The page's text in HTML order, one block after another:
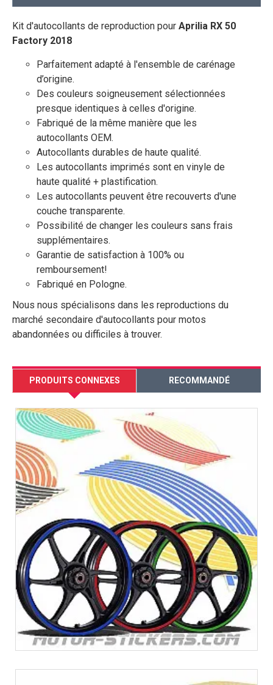
Kit d'autocollants de reproduction pour Aprilia RX 50
Factory 2018
Parfaitement adapté à l'ensemble de carénage
d’origine.
Des couleurs soigneusement sélectionnées
presque identiques à celles d'origine.
Fabriqué de la même manière que les
autocollants OEM.
Autocollants durables de haute qualité.
Les autocollants imprimés sont en vinyle de
haute qualité + plastification.
Les autocollants peuvent être recouverts d'une
couche transparente.
Possibilité de changer les couleurs sans frais
supplémentaires.
Garantie de satisfaction à 100% ou
remboursement!
Fabriqué en Pologne.
Nous nous spécialisons dans les reproductions du
marché secondaire d'autocollants pour motos
abandonnées ou difficiles à trouver.
PRODUITS CONNEXES RECOMMANDÉ